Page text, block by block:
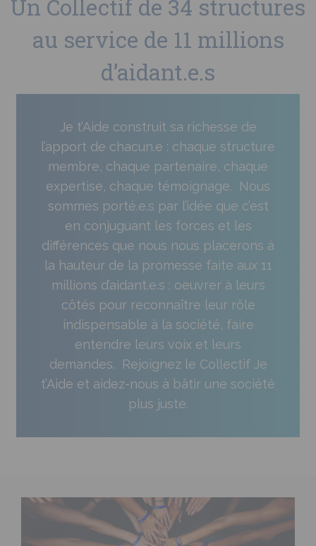
Un Collectif de 34 structures
au service de 11 millions
d’aidant.e.s
Je t’Aide construit sa richesse de
l’apport de chacun.e : chaque structure
membre, chaque partenaire, chaque
expertise, chaque témoignage. Nous
sommes porté.e.s par l’idée que c’est
en conjuguant les forces et les
différences que nous nous placerons à
la hauteur de la promesse faite aux 11
millions d’aidant.e.s : oeuvrer à leurs
côtés pour reconnaître leur rôle
indispensable à la société, faire
entendre leurs voix et leurs
demandes. Rejoignez le Collectif Je
t’Aide et aidez-nous à bâtir une société
plus juste.